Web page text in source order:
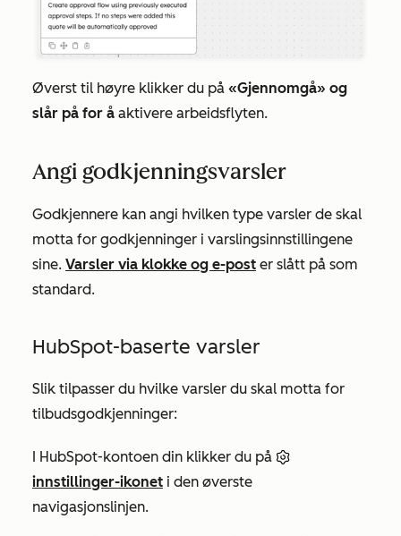
Øverst til høyre klikker du på «Gjennomgå» og
slår på for å aktivere arbeidsflyten.
Angi godkjenningsvarsler
Godkjennere kan angi hvilken type varsler de skal
motta for godkjenninger i varslingsinnstillingene
sine. Varsler via klokke og e-post er slått på som
standard.
HubSpot-baserte varsler
Slik tilpasser du hvilke varsler du skal motta for
tilbudsgodkjenninger:
I HubSpot-kontoen din klikker du på
innstillinger-ikonet i den øverste
navigasjonslinjen.